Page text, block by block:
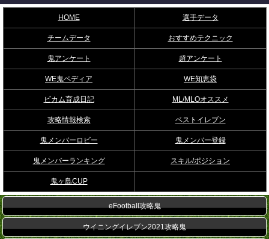
HOME 選手データ
チームデータ おすすめテクニック
鬼アンケート 超アンケート
WE鬼ペディア WE知恵袋
ビカム育成日記 ML/MLOオススメ
攻略情報検索 ベストイレブン
鬼メンバーロビー 鬼メンバー登録
鬼メンバーランキング スキル/ポジション
鬼ヶ島CUP
eFootball攻略鬼
ウイニングイレブン2021攻略鬼